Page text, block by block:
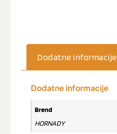
Dodatne informacije
Dodatne informacije
Brend
HORNADY